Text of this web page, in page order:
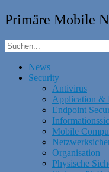
Primäre Mobile
News
Security
Antivirus
Application &
Endpoint
Mobile
Organisation
Physische